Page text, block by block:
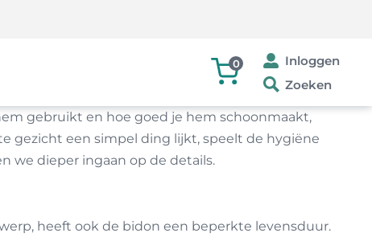
0
Inloggen
Zoeken
gebruikt en hoe goed je hem schoonmaakt,
gezicht een simpel ding lijkt, speelt de hygiëne
we dieper ingaan op de details.
heeft ook de bidon een beperkte levensduur.